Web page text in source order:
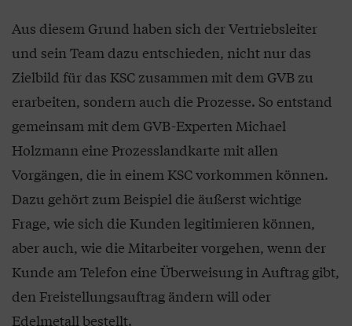
Aus diesem Grund haben sich der Vertriebsleiter
und sein Team dazu entschieden, nicht nur das
Zielbild für das KSC zusammen mit dem GVB zu
erarbeiten, sondern auch die Prozesse. So entstand
gemeinsam mit dem GVB-Experten Michael
Holzmann eine Prozesslandkarte mit allen
Vorgängen, die in einem KSC vorkommen können.
Dazu gehört zum Beispiel die äußerst wichtige
Frage, wie sich die Kunden legitimieren können,
aber auch, wie die Mitarbeiter vorgehen, wenn der
Kunde am Telefon eine Überweisung in Auftrag gibt,
den Freistellungsauftrag ändern will oder
Edelmetall bestellt.